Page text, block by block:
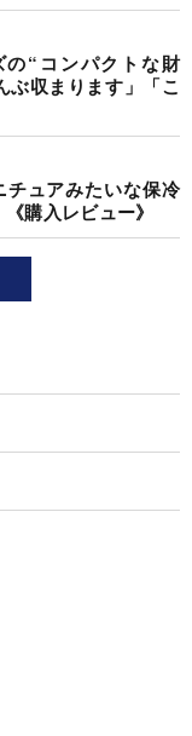
“コンパクトな財
ぶ収まります」「こ
ュアみたいな保冷
購入レビュー》